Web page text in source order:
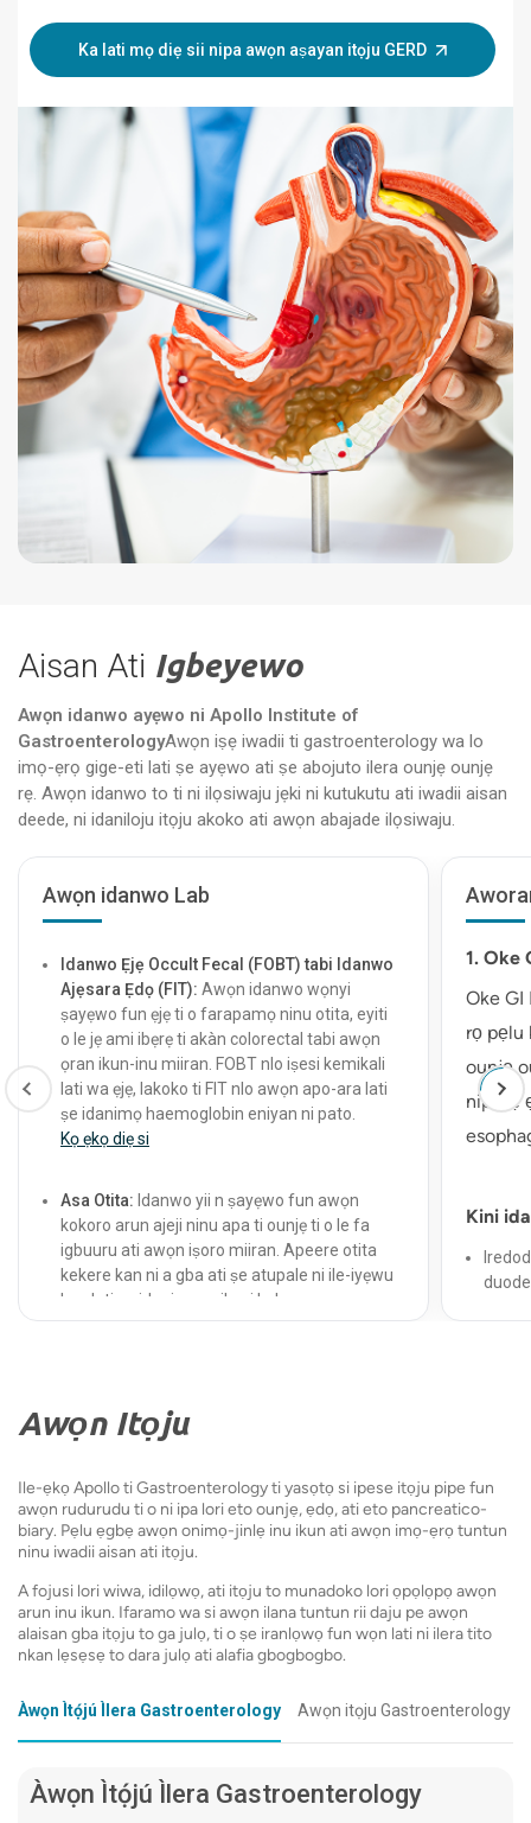
Ka lati mọ diẹ sii nipa awọn aṣayan itọju GERD
Aisan Ati Igbeyewo
Awọn idanwo ayẹwo ni Apollo Institute of
GastroenterologyAwọn iṣẹ iwadii ti gastroenterology wa lo
imọ-ẹrọ gige-eti lati ṣe ayẹwo ati ṣe abojuto ilera ounjẹ ounjẹ
rẹ. Awọn idanwo to ti ni ilọsiwaju jẹki ni kutukutu ati iwadii aisan
deede, ni idaniloju itọju akoko ati awọn abajade ilọsiwaju.
Awọn idanwo Lab
Idanwo Ẹjẹ Occult Fecal (FOBT) tabi Idanwo
Ajẹsara Ẹdọ (FIT): Awọn idanwo wọnyi
ṣayẹwo fun ẹjẹ ti o farapamọ ninu otita, eyiti
o le jẹ ami ibẹrẹ ti akàn colorectal tabi awọn
ọran ikun-inu miiran. FOBT nlo iṣesi kemikali
lati wa ẹjẹ, lakoko ti FIT nlo awọn apo-ara lati
ṣe idanimọ haemoglobin eniyan ni pato.
Kọ ẹkọ diẹ si
Asa Otita: Idanwo yii n ṣayẹwo fun awọn
kokoro arun ajeji ninu apa ti ounjẹ ti o le fa
igbuuru ati awọn iṣoro miiran. Apeere otita
kekere kan ni a gba ati ṣe atupale ni ile-iyẹwu
kan lati ṣe idanimọ eyikeyi kokoro arun
pathogenic.
Idanwo pH otita:
iwọn acidity tabi alkalinity ti awọn ayẹwo
rudurudu ti ounjẹ tabi awọn aiṣedeede ninu
ikun.
ninu otita lati ṣe ayẹwo gbigba ọra nipasẹ ara.
O le ṣe iranlọwọ ṣe iwadii awọn ipo ti o ni ipa
lori oronro, ẹdọ, gallbladder, tabi ifun ti o le
lo awọn apo-ara kan pato lati wa awọn
antigens lati awọn ọlọjẹ tabi kokoro arun ninu
1. Oke
Oke GI
rọ pẹlu
ounjẹ
nipasẹ
Kini
Awọn
O
O nilo
Awọn
Awọn Itọju
Ile-ẹkọ Apollo ti Gastroenterology ti yasọtọ si ipese itọju pipe fun
awọn rudurudu ti o ni ipa lori eto ounjẹ, ẹdọ, ati eto pancreatico-
biary. Pẹlu ẹgbẹ awọn onimọ-jinlẹ inu ikun ati awọn imọ-ẹrọ tuntun
ninu iwadii aisan ati itọju.
A fojusi lori wiwa, idilọwọ, ati itọju to munadoko lori ọpọlọpọ awọn
arun inu ikun. Ifaramo wa si awọn ilana tuntun rii daju pe awọn
alaisan gba itọju to ga julọ, ti o ṣe iranlọwọ fun wọn lati ni ilera tito
nkan lẹsẹsẹ to dara julọ ati alafia gbogbogbo.
Àwọn Ìtọ́jú Ìlera Gastroenterology Awọn itọju Gastroenterology
Àwọn Ìtọ́jú Ìlera Gastroenterology